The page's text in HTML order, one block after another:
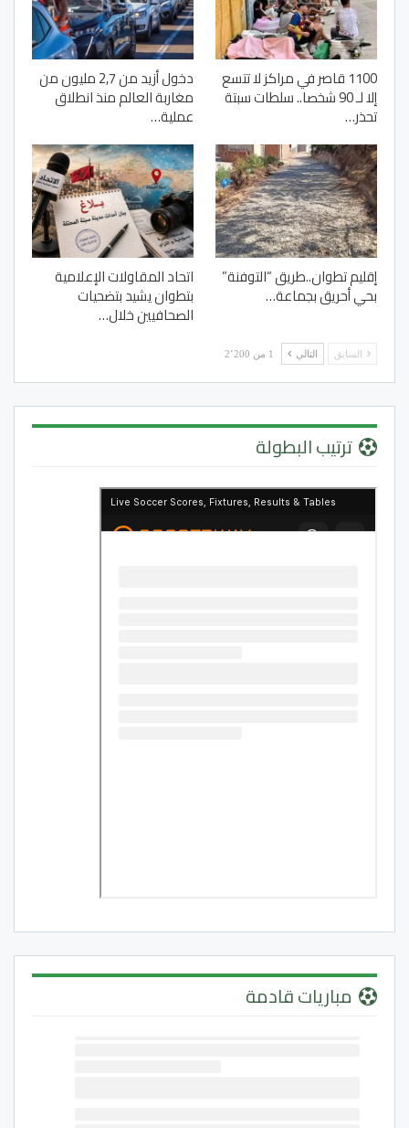
1100 قاصر في مراكز لا تتسع
إلا لـ 90 شخصا.. سلطات سبتة
تحذر…
دخول أزيد من 2,7 مليون من
مغاربة العالم منذ انطلاق
عملية…
إقليم تطوان..طريق “التوفنة”
بحي أحريق بجماعة…
اتحاد المقاولات الإعلامية
بتطوان يشيد بتضحيات
الصحافيين خلال…
السابق التالي 1 من 2٬200
ترتيب البطولة
مباريات قادمة